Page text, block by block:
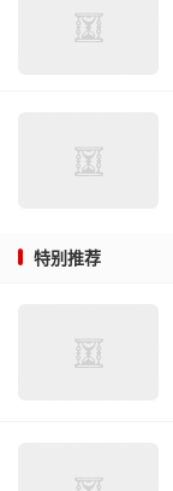
特别推荐